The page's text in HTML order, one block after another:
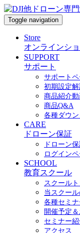
Toggle navigation
Store
オンラインシ
SUPPORT
サポート
サポートペ
初期設定
商品紹介動
商品Q&A
各種ダウン
CARE
ドローン保証
ドローン
ログイン
SCHOOL
教育スクール
スクール
当スクー
各種セミナ
開催予定
セミナー
アクセス